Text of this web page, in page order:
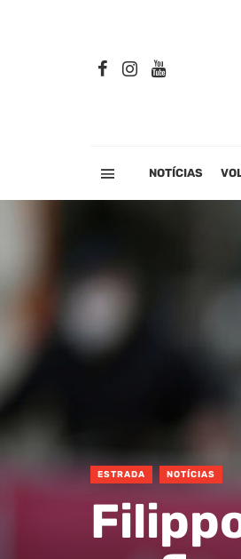
NOTÍCIAS
ESTRADA NOTÍCIAS